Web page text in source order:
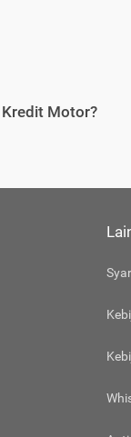
Motor?